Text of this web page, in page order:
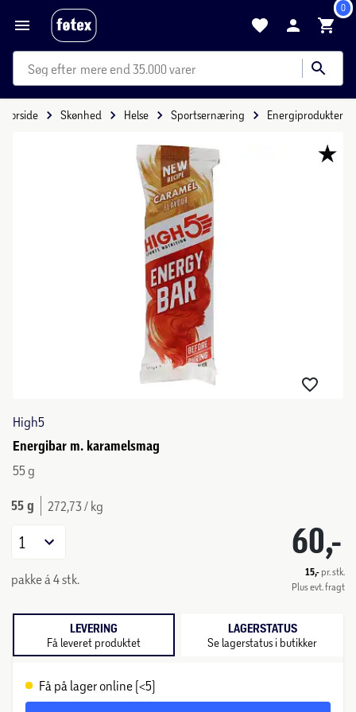
0
mere end 35.000 varer
Forside Skønhed Helse Sportsernæring Energiprodukter
High5
Energibar m. karamelsmag
55 g
55 g 272,73 / kg
60,-
15,- pr. stk.
Plus evt. fragt
1
pakke á 4 stk.
LEVERING
Få leveret produktet
LAGERSTATUS
Se lagerstatus i butikker
Få på lager online (<5)